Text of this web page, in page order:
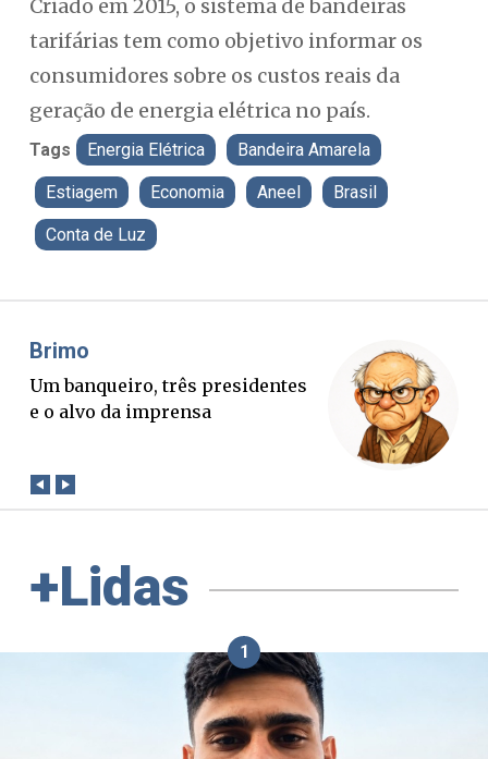
Criado em 2015, o sistema de bandeiras
tarifárias tem como objetivo informar os
consumidores sobre os custos reais da
geração de energia elétrica no país.
Tags Energia Elétrica Bandeira Amarela
Estiagem Economia Aneel Brasil
Conta de Luz
Misael Elias
O Boato corre mais rápido que a
verdade. Mas quem paga a
+Lidas
1